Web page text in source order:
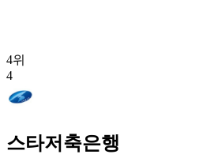
4위
4
스타저축은행